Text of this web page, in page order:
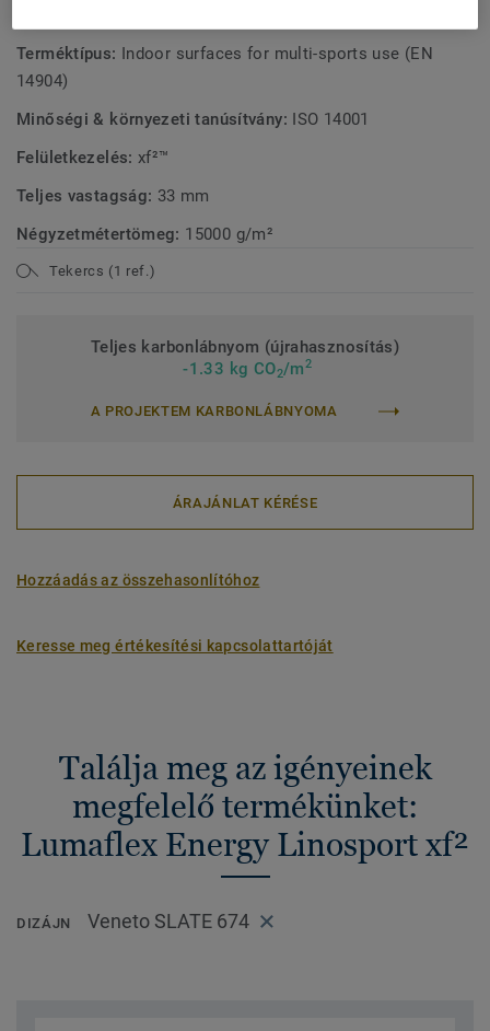
Terméktípus: Indoor surfaces for multi-sports use (EN
14904)
Minőségi & környezeti tanúsítvány: ISO 14001
Felületkezelés:xf²™
Teljes vastagság: 33 mm
Négyzetmétertömeg: 15000 g/m²
Tekercs (1 ref.)
Teljes karbonlábnyom (újrahasznosítás)
-1.33 kg CO2/m2
A PROJEKTEM KARBONLÁBNYOMA
ÁRAJÁNLAT KÉRÉSE
Hozzáadás az összehasonlítóhoz
Keresse meg értékesítési kapcsolattartóját
Találja meg az igényeinek
megfelelő termékünket:
Lumaflex Energy Linosport xf²
DIZÁJN Veneto SLATE 674